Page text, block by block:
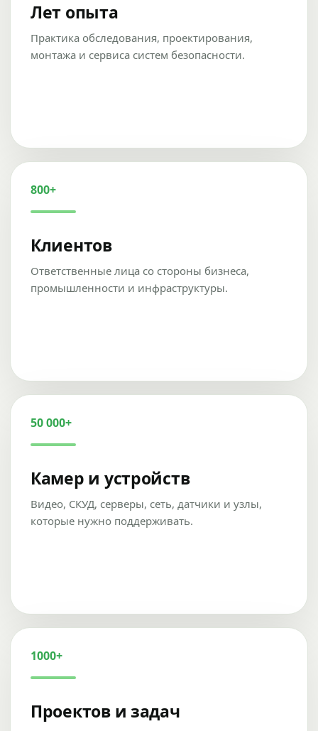
Лет опыта
Практика обследования, проектирования,
монтажа и сервиса систем безопасности.
800+
Клиентов
Ответственные лица со стороны бизнеса,
промышленности и инфраструктуры.
50 000+
Камер и устройств
Видео, СКУД, серверы, сеть, датчики и узлы,
которые нужно поддерживать.
1000+
Проектов и задач